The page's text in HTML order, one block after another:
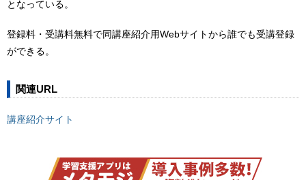
となっている。
登録料・受講料無料で同講座紹介用Webサイトから誰でも受講登録
ができる。
関連URL
講座紹介サイト